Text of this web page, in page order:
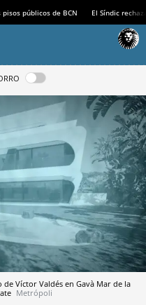
pisos públicos de BCN El Síndic
Víctor Valdés en Gavà Mar de la
Metrópoli